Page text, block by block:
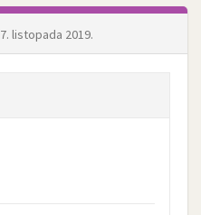
7. listopada 2019.